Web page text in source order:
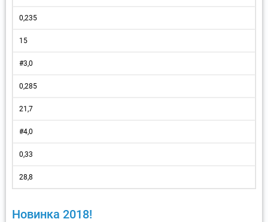
0,235
15
#3,0
0,285
21,7
#4,0
0,33
28,8
Новинка 2018!